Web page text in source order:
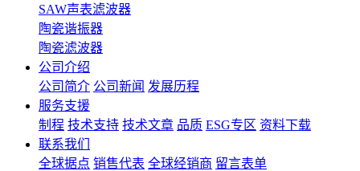
SAW声表滤波器
陶瓷谐振器
陶瓷滤波器
公司介绍
公司简介 公司新闻 发展历程
服务支援
制程 技术支持 技术文章 品质 ESG专区 资料下载
联系我们
全球据点 销售代表 全球经销商 留言表单